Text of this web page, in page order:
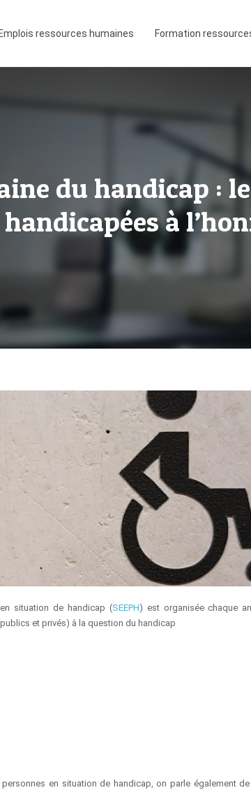
Emplois ressources humaines Formation
du handicap :
handicapées à
situation de handicap (SEEPH) est organisée chaque
et privés) à la question du handicap
en situation de handicap, on parle également